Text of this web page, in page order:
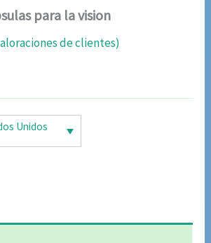
para la vision
de clientes)
Unidos